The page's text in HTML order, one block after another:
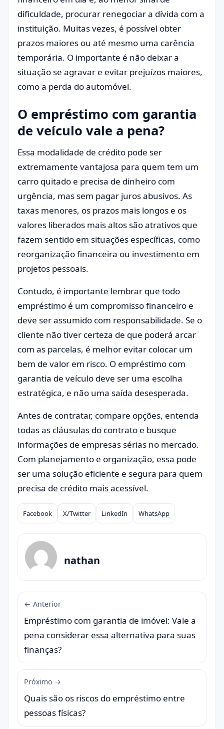
dificuldade, procurar renegociar a dívida com a
instituição. Muitas vezes, é possível obter
prazos maiores ou até mesmo uma carência
temporária. O importante é não deixar a
situação se agravar e evitar prejuízos maiores,
como a perda do automóvel.
O empréstimo com garantia
de veículo vale a pena?
Essa modalidade de crédito pode ser
extremamente vantajosa para quem tem um
carro quitado e precisa de dinheiro com
urgência, mas sem pagar juros abusivos. As
taxas menores, os prazos mais longos e os
valores liberados mais altos são atrativos que
fazem sentido em situações específicas, como
reorganização financeira ou investimento em
projetos pessoais.
Contudo, é importante lembrar que todo
empréstimo é um compromisso financeiro e
deve ser assumido com responsabilidade. Se o
cliente não tiver certeza de que poderá arcar
com as parcelas, é melhor evitar colocar um
bem de valor em risco. O empréstimo com
garantia de veículo deve ser uma escolha
estratégica, e não uma saída desesperada.
Antes de contratar, compare opções, entenda
todas as cláusulas do contrato e busque
informações de empresas sérias no mercado.
Com planejamento e organização, essa pode
ser uma solução eficiente e segura para quem
precisa de crédito mais acessível.
Compartilhar
Facebook X/Twitter LinkedIn WhatsApp
nathan
← Anterior
Empréstimo com garantia de imóvel: Vale a
pena considerar essa alternativa para suas
finanças?
Próximo →
Quais são os riscos do empréstimo entre
pessoas físicas?